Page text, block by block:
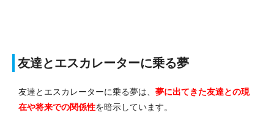
友達とエスカレーターに乗る夢
友達とエスカレーターに乗る夢は、 夢に出てきた友達との現
在や将来での関係性を暗示しています。